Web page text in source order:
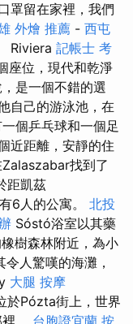
罩留在家裡，我們
外燴 推薦 - 西屯
Riviera 記帳士 考
位，現代和乾淨
是一個不錯的選
自己的游泳池，在
個乒乓球和一個足
近距離，安靜的住
找到了
距凱茲
6人的公寓。 北投
Sóstó浴室以其藥
樹森林附近，為小
人驚嘆的海灘，
大腿 按摩
於Pózta街上，世界
。 台胞證宜蘭 按